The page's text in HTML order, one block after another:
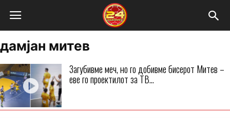
дамјан митев
Загубивме меч, но го добивме бисерот Митев –
еве го проектилот за ТВ...